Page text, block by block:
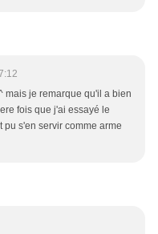
mais je remarque qu'il a bien
fois que j'ai essayé le
s'en servir comme arme